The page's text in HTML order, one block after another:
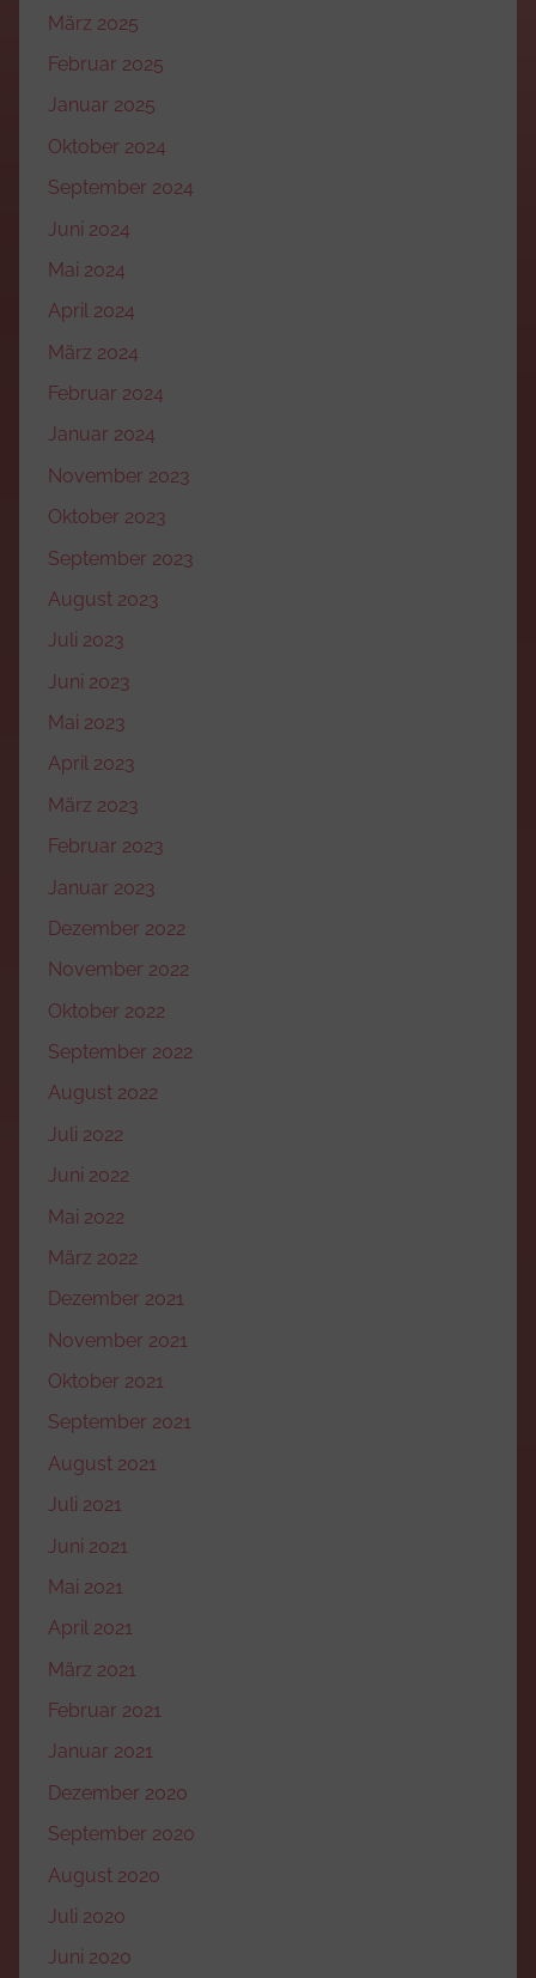
März 2025
Februar 2025
Januar 2025
Oktober 2024
September 2024
Juni 2024
Mai 2024
April 2024
März 2024
Februar 2024
Januar 2024
November 2023
Oktober 2023
September 2023
August 2023
Juli 2023
Juni 2023
Mai 2023
April 2023
März 2023
Februar 2023
Januar 2023
Dezember 2022
November 2022
Oktober 2022
September 2022
August 2022
Juli 2022
Juni 2022
Mai 2022
März 2022
Dezember 2021
November 2021
Oktober 2021
September 2021
August 2021
Juli 2021
Juni 2021
Mai 2021
April 2021
März 2021
Februar 2021
Januar 2021
Dezember 2020
September 2020
August 2020
Juli 2020
Juni 2020